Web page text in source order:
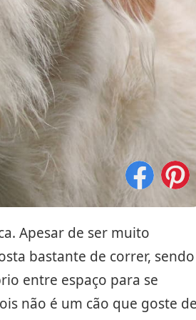
Apesar de ser muito
bastante de correr, sendo
entre espaço para se
não é um cão que goste